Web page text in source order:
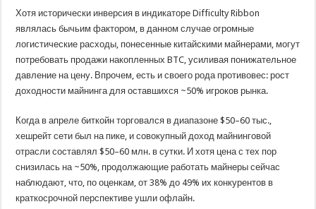
Хотя исторически инверсия в индикаторе Difficulty Ribbon
являлась бычьим фактором, в данном случае огромные
логистические расходы, понесенные китайскими майнерами, могут
потребовать продажи накопленных BTC, усиливая понижательное
давление на цену. Впрочем, есть и своего рода противовес: рост
доходности майнинга для оставшихся ~50% игроков рынка.
Когда в апреле биткойн торговался в диапазоне $50–60 тыс.,
хешрейт сети был на пике, и совокупный доход майнинговой
отрасли составлял $50–60 млн. в сутки. И хотя цена с тех пор
снизилась на ~50%, продолжающие работать майнеры сейчас
наблюдают, что, по оценкам, от 38% до 49% их конкурентов в
краткосрочной перспективе ушли офлайн.